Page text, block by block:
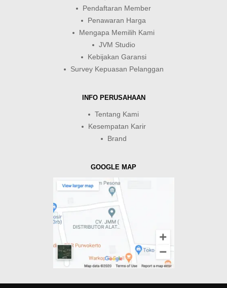
Pendaftaran Member
Penawaran Harga
Mengapa Memilih Kami
JVM Studio
Kebijakan Garansi
Survey Kepuasan Pelanggan
INFO PERUSAHAAN
Tentang Kami
Kesempatan Karir
Brand
GOOGLE MAP